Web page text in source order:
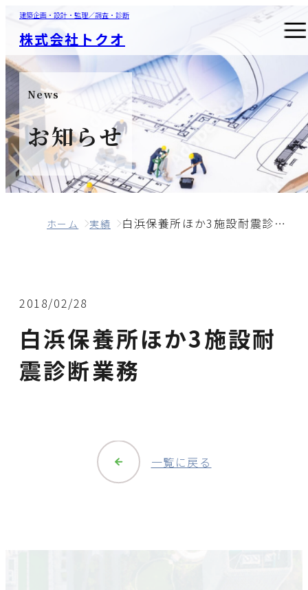
建築企画・設計・監理／調査・診断
株式会社トクオ
News
お知らせ
ホーム 実績 白浜保養所ほか3施設耐震診断業務
2018/02/28
白浜保養所ほか3施設耐
震診断業務
一覧に戻る